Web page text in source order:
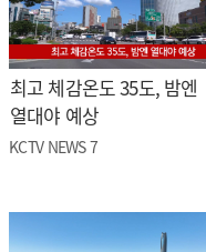
최고 체감온도 35도, 밤엔
열대야 예상
KCTV NEWS 7